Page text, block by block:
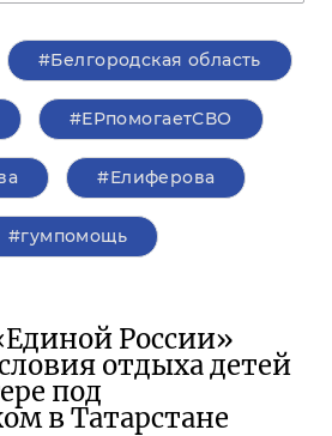
#Белгородская область
#ЕРпомогаетСВО
#Елиферова
#гумпомощь
России»
отдыха детей
под
в Татарстане